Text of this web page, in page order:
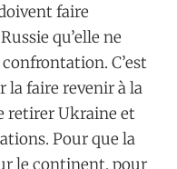
faire
qu’elle ne
C’est
la faire revenir à la
retirer Ukraine et
Pour que la
le continent, pour